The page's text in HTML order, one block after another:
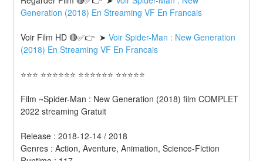
Generation (2018) En Streaming VF En Francais
Voir Film HD 🔴✅👉  ➤ Voir Spider-Man : New Generation
(2018) En Streaming VF En Francais
⭐⭐⭐ ⭐⭐⭐⭐⭐⭐ ⭐⭐⭐⭐⭐⭐ ⭐⭐⭐⭐⭐
Film ~Spider-Man : New Generation (2018) film COMPLET
2022 streaming Gratuit
Release : 2018-12-14 / 2018
Genres : Action, Aventure, Animation, Science-Fiction